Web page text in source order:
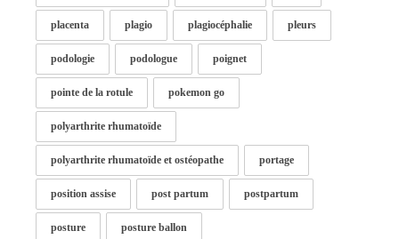
placenta plagio plagiocéphalie pleurs
podologie podologue poignet
pointe de la rotule pokemon go
polyarthrite rhumatoïde
polyarthrite rhumatoïde et ostéopathe portage
position assise post partum postpartum
posture posture ballon